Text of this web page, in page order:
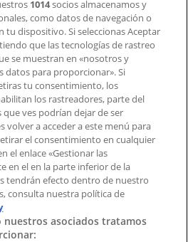
y de marketing
en el mapa
en la web o en la
1014socios almacenamos y
como datos de navegación o
tu dispositivo. Si seleccionas Aceptar
que las tecnologías de rastreo
se muestran en «nosotros y
datos para proporcionar». Si
tu consentimiento, los
los rastreadores, parte del
ves podrían dejar de ser
volver a acceder a este menú para
el consentimiento en cualquier
el enlace «Gestionar las
en el en la parte inferior de la
tendrán efecto dentro de nuestro
consulta nuestra política de
asociados tratamos